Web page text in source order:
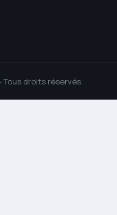
droits réservés.